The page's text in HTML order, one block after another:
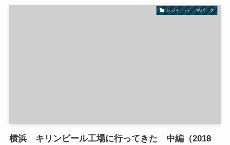
レジャー-テーマパーク
横浜 キリンビール工場に行ってきた 中編（2018